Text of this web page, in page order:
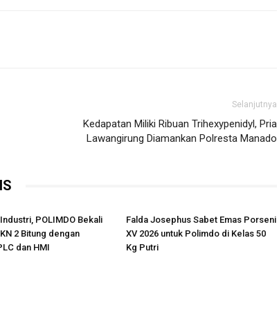
Selanjutnya
Kedapatan Miliki Ribuan Trihexypenidyl, Pria
Lawangirung Diamankan Polresta Manado
POLIMDO Bekali
2 Bitung dengan
dan HMI
Falda Josephus Sabet Emas Porseni
XV 2026 untuk Polimdo di Kelas 50
Kg Putri